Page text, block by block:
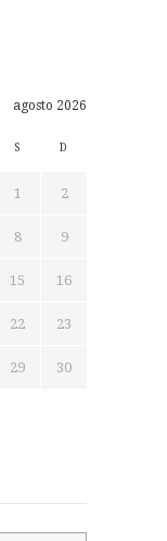
agosto 2026
S D
1 2
8 9
15 16
22 23
29 30